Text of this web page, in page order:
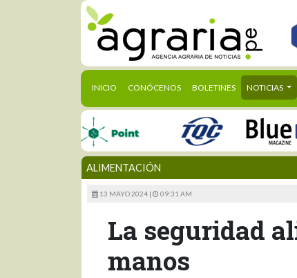
INICIO (CURRENT)
CONÓCENOS BOLETINES NOTICIAS
ALIMENTACIÓN
13 MAYO 2024 | 09:31 AM
La seguridad
manos